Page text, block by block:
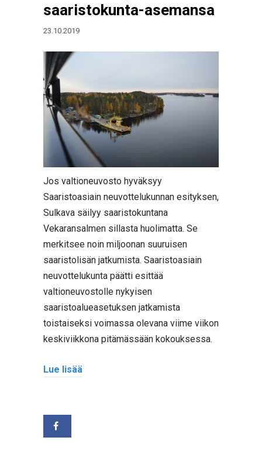
saaristokunta-asemansa
23.10.2019
Jos valtioneuvosto hyväksyy
Saaristoasiain neuvottelukunnan esityksen,
Sulkava säilyy saaristokuntana
Vekaransalmen sillasta huolimatta. Se
merkitsee noin miljoonan suuruisen
saaristolisän jatkumista. Saaristoasiain
neuvottelukunta päätti esittää
valtioneuvostolle nykyisen
saaristoalueasetuksen jatkamista
toistaiseksi voimassa olevana viime viikon
keskiviikkona pitämässään kokouksessa.
Lue lisää